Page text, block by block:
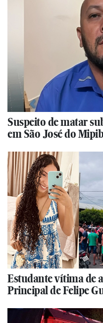
Suspeito de matar
em São José do
Estudante vítima de
Principal de Felipe